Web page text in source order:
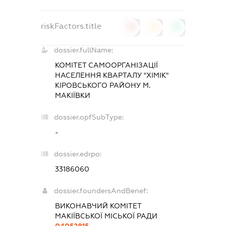
riskFactors.title
dossier.fullName:
КОМІТЕТ САМООРГАНІЗАЦІЇ
НАСЕЛЕННЯ КВАРТАЛУ "ХІМІК"
КІРОВСЬКОГО РАЙОНУ М.
МАКІЇВКИ
dossier.opfSubType:
-
dossier.edrpo:
33186060
dossier.foundersAndBenef:
ВИКОНАВЧИЙ КОМІТЕТ
МАКІЇВСЬКОЇ МІСЬКОЇ РАДИ